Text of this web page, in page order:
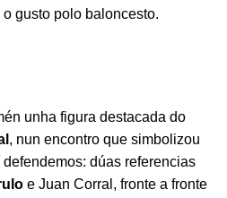
gusto polo baloncesto.
unha figura destacada do
, nun encontro que simbolizou
dúas referencias
e Juan Corral, fronte a fronte